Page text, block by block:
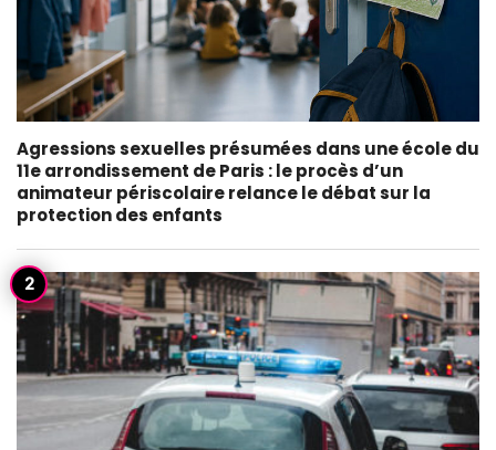
Agressions sexuelles présumées dans une école du
11e arrondissement de Paris : le procès d’un
animateur périscolaire relance le débat sur la
protection des enfants